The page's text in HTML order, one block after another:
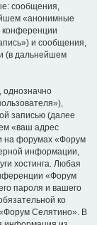
сообщения,
«анонимные
конференции
и сообщения,
(в дальнейшем
однозначно
записью (далее
«ваш адрес
на форумах «Форум
информации,
хостинга. Любая
«Форум
пароля и вашего
ко
Селятино». В